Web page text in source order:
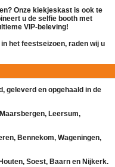
Onze kiekjeskast is ook te
u de selfie booth met
VIP-beleving!
in het feestseizoen, raden wij u
geleverd en opgehaald in de
Leersum,
Bennekom, Wageningen,
Soest, Baarn en Nijkerk.